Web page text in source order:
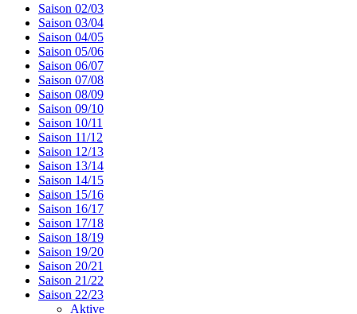
Saison 02/03
Saison 03/04
Saison 04/05
Saison 05/06
Saison 06/07
Saison 07/08
Saison 08/09
Saison 09/10
Saison 10/11
Saison 11/12
Saison 12/13
Saison 13/14
Saison 14/15
Saison 15/16
Saison 16/17
Saison 17/18
Saison 18/19
Saison 19/20
Saison 20/21
Saison 21/22
Saison 22/23
Aktive